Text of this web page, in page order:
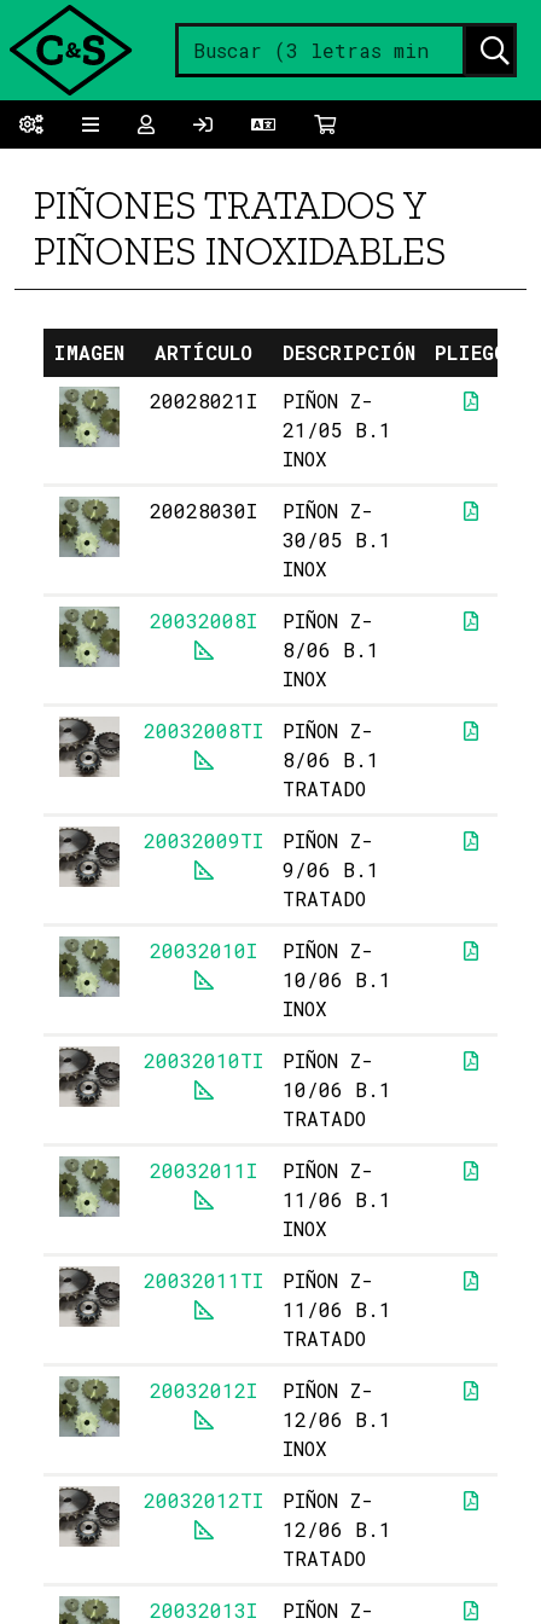
PIÑONES TRATADOS Y
PIÑONES INOXIDABLES
IMAGEN ARTÍCULO DESCRIPCIÓN PLIEGO
20028021I
PIÑON Z-
21/05 B.1
INOX
20028030I
PIÑON Z-
30/05 B.1
INOX
20032008I
PIÑON Z-
8/06 B.1
INOX
20032008TI
PIÑON Z-
8/06 B.1
TRATADO
20032009TI
PIÑON Z-
9/06 B.1
TRATADO
20032010I
PIÑON Z-
10/06 B.1
INOX
20032010TI
PIÑON Z-
10/06 B.1
TRATADO
20032011I
PIÑON Z-
11/06 B.1
INOX
20032011TI
PIÑON Z-
11/06 B.1
TRATADO
20032012I
PIÑON Z-
12/06 B.1
INOX
20032012TI
PIÑON Z-
12/06 B.1
TRATADO
20032013I
PIÑON Z-